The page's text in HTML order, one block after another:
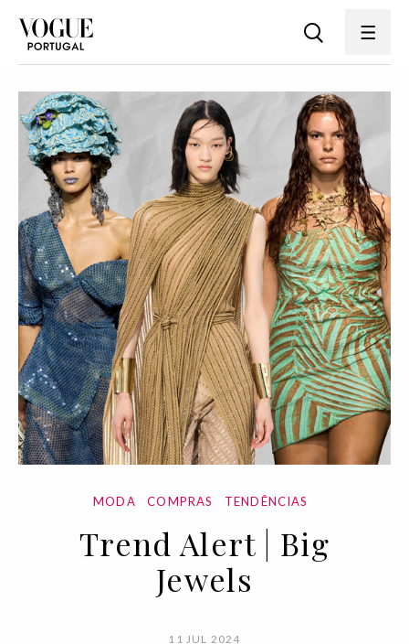
MODA COMPRAS TENDÊNCIAS
Trend Alert | Big
Jewels
11 JUL 2024